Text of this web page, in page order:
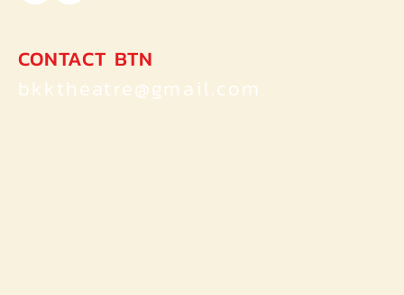
CONTACT BTN
bkktheatre@gmail.com